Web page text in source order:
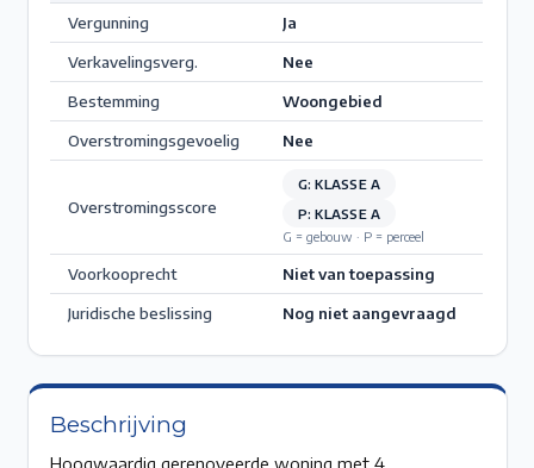
Vergunning
Ja
Verkavelingsverg.
Nee
Bestemming
Woongebied
Overstromingsgevoelig
Nee
Overstromingsscore
G: KLASSE A
P: KLASSE A
G = gebouw · P = perceel
Voorkooprecht
Niet van toepassing
Juridische beslissing
Nog niet aangevraagd
Beschrijving
Hoogwaardig gerenoveerde woning met 4